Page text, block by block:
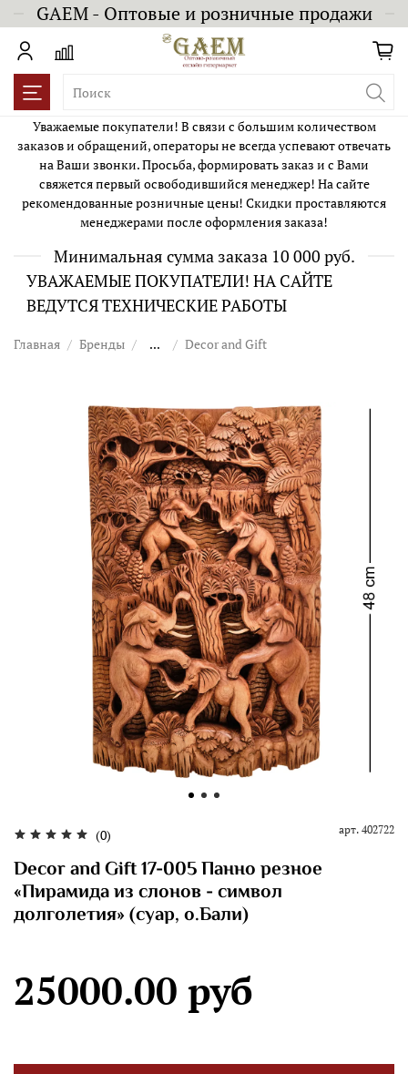
GAEM - Оптовые и розничные продажи
Уважаемые покупатели! В связи с большим количеством
заказов и обращений, операторы не всегда успевают отвечать
на Ваши звонки. Просьба, формировать заказ и с Вами
свяжется первый освободившийся менеджер! На сайте
рекомендованные розничные цены! Скидки проставляются
менеджерами после оформления заказа!
Минимальная сумма заказа 10 000 руб.
УВАЖАЕМЫЕ ПОКУПАТЕЛИ! НА САЙТЕ
ВЕДУТСЯ ТЕХНИЧЕСКИЕ РАБОТЫ
Главная Бренды ... Decor and Gift
(0) арт. 402722
Decor and Gift 17-005 Панно резное
«Пирамида из слонов - символ
долголетия» (суар, о.Бали)
25000.00 руб